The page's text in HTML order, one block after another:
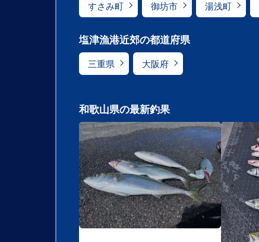
すさみ町 御坊市 湯浅町
塩津漁港近郊の都道府県
三重県 大阪府
和歌山県の最新釣果